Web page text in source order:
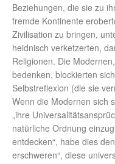
Beziehungen, die sie zu
fremde Kontinente
Zivilisation zu bringen,
heidnisch verketzerten,
Religionen. Die
bedenken, blockierten
Selbstreflexion (die sie
Wenn die Modernen sich
„ihre
natürliche Ordnung
entdecken“, habe dies
erschweren“, diese